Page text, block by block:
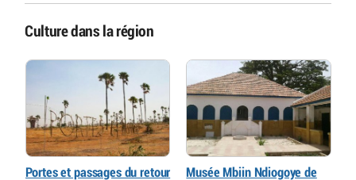
Culture dans la région
Portes et passages du retour
Musée Mbiin Ndiogoye de